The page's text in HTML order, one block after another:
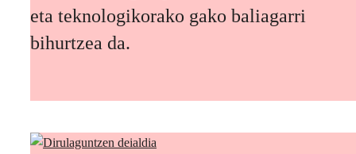
eta teknologikorako gako baliagarri
bihurtzea da.